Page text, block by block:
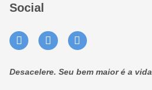
Social
Desacelere. Seu bem maior é a vida